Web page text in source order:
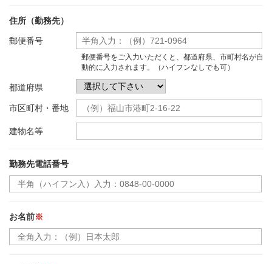
住所（勤務先）
郵便番号
郵便番号をご入力いただくと、都道府県、市町村名が自
動的に入力されます。（ハイフンなしでも可）
都道府県
市区町村・番地
建物名等
勤務先電話番号
お名前※